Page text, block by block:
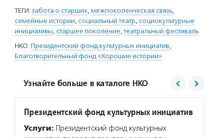
ТЕГИ: забота о старших, межпоколенческая связь,
семейные истории, социальный театр, социокультурные
инициативы, старшее поколение,театральный фестиваль
НКО: Президентский фонд культурных инициатив,
Благотворительный фонд «Хорошие истории»
Узнайте больше в каталоге НКО
Президентский фонд культурных инициатив
Услуги: Президентский фонд культурных